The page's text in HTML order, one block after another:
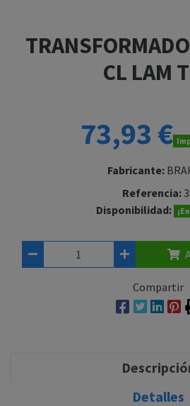
CL LAM
73,93 €
Fabricante:
Referencia:
Disponibilidad:
Compartir
Detalles